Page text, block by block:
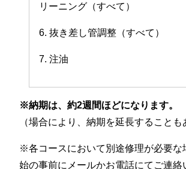
リーニング（すべて）
6. 抜き差し管調整（すべて）
7. 注油
※納期は、約2週間ほどになります。
（場合により、納期を延長することも
※各コースにおいて別途修理が必要な
始の事前にメールかお電話にてご連絡